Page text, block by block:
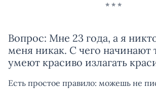
Вопрос: Мне 23 года, а я
меня никак. С чего начинают
умеют красиво излагать
Есть простое правило: можешь не